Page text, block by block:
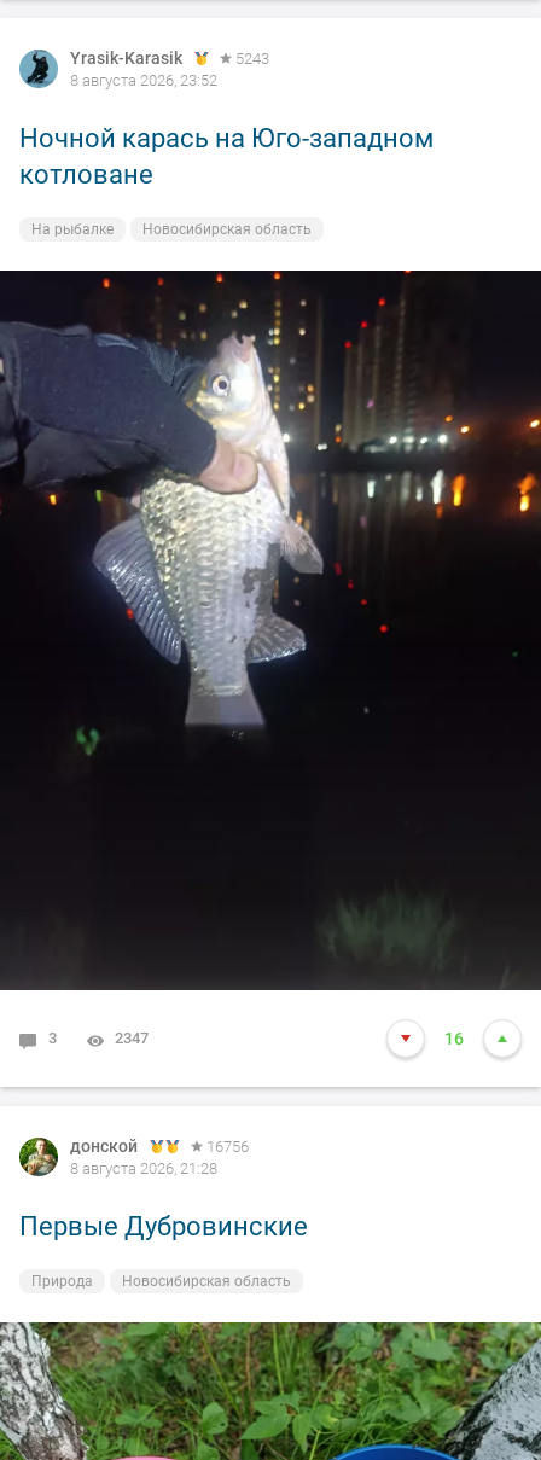
Yrasik-Karasik
5243
8 августа 2026, 23:52
Ночной карась на Юго-западном
котловане
На рыбалке Новосибирская область
3 2347 16
донской
16756
8 августа 2026, 21:28
Первые Дубровинские
Природа Новосибирская область